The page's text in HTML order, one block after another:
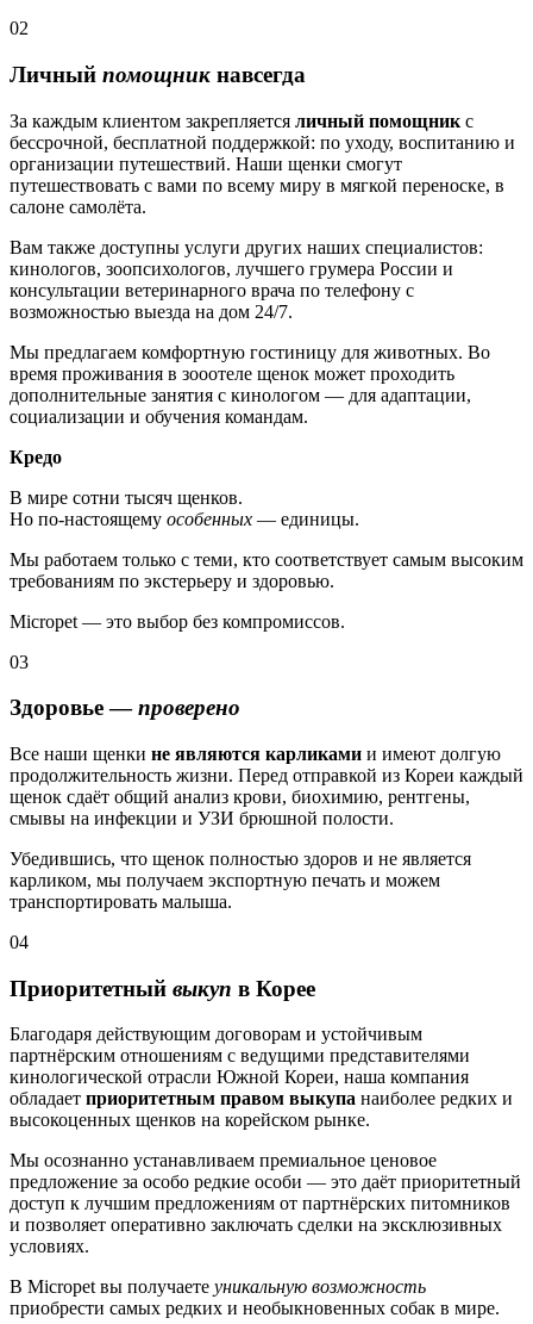
02
Личный помощник навсегда
За каждым клиентом закрепляется личный помощник с
бессрочной, бесплатной поддержкой: по уходу, воспитанию и
организации путешествий. Наши щенки смогут
путешествовать с вами по всему миру в мягкой переноске, в
салоне самолёта.
Вам также доступны услуги других наших специалистов:
кинологов, зоопсихологов, лучшего грумера России и
консультации ветеринарного врача по телефону с
возможностью выезда на дом 24/7.
Мы предлагаем комфортную гостиницу для животных. Во
время проживания в зооотеле щенок может проходить
дополнительные занятия с кинологом — для адаптации,
социализации и обучения командам.
Кредо
В мире сотни тысяч щенков.
Но по-настоящему особенных — единицы.
Мы работаем только с теми, кто соответствует самым высоким
требованиям по экстерьеру и здоровью.
Micropet — это выбор без компромиссов.
03
Здоровье —проверено
Все наши щенки не являются карликами и имеют долгую
продолжительность жизни. Перед отправкой из Кореи каждый
щенок сдаёт общий анализ крови, биохимию, рентгены,
смывы на инфекции и УЗИ брюшной полости.
Убедившись, что щенок полностью здоров и не является
карликом, мы получаем экспортную печать и можем
транспортировать малыша.
04
Приоритетный выкуп в Корее
Благодаря действующим договорам и устойчивым
партнёрским отношениям с ведущими представителями
кинологической отрасли Южной Кореи, наша компания
обладает приоритетным правом выкупа наиболее редких и
высокоценных щенков на корейском рынке.
Мы осознанно устанавливаем премиальное ценовое
предложение за особо редкие особи — это даёт приоритетный
доступ к лучшим предложениям от партнёрских питомников
и позволяет оперативно заключать сделки на эксклюзивных
условиях.
В Micropet вы получаете уникальную возможность
приобрести самых редких и необыкновенных собак в мире.